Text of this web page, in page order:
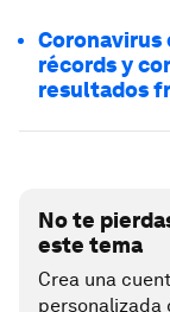
Coronavirus
récords y
resultados
No te
este tema
Crea una
personalizada